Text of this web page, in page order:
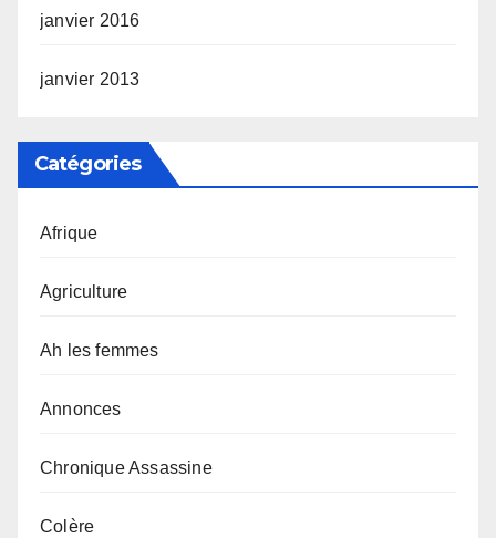
janvier 2016
janvier 2013
Catégories
Afrique
Agriculture
Ah les femmes
Annonces
Chronique Assassine
Colère